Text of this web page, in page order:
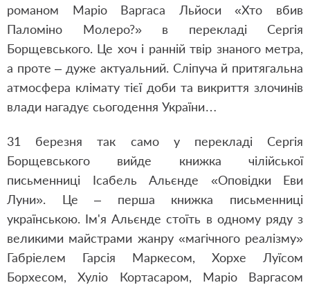
романом Маріо Варгаса Льйоси «Хто вбив
Паломіно Молеро?» в перекладі Сергія
Борщевського. Це хоч і ранній твір знаного метра,
а проте – дуже актуальний. Сліпуча й притягальна
атмосфера клімату тієї доби та викриття злочинів
влади нагадує сьогодення України…
31 березня так само у перекладі Сергія
Борщевського вийде книжка чілійської
письменниці Ісабель Альєнде «Оповідки Еви
Луни». Це – перша книжка письменниці
українською. Ім'я Альєнде стоїть в одному ряду з
великими майстрами жанру «магічного реалізму»
Габріелем Гарсія Маркесом, Хорхе Луїсом
Борхесом, Хуліо Кортасаром, Маріо Варгасом